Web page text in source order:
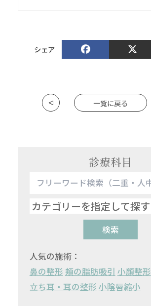
シェア
一覧に戻る
診療科目
検索
人気の施術：
鼻の整形 頬の脂肪吸引 小顔整形
立ち耳・耳の整形 小陰唇縮小